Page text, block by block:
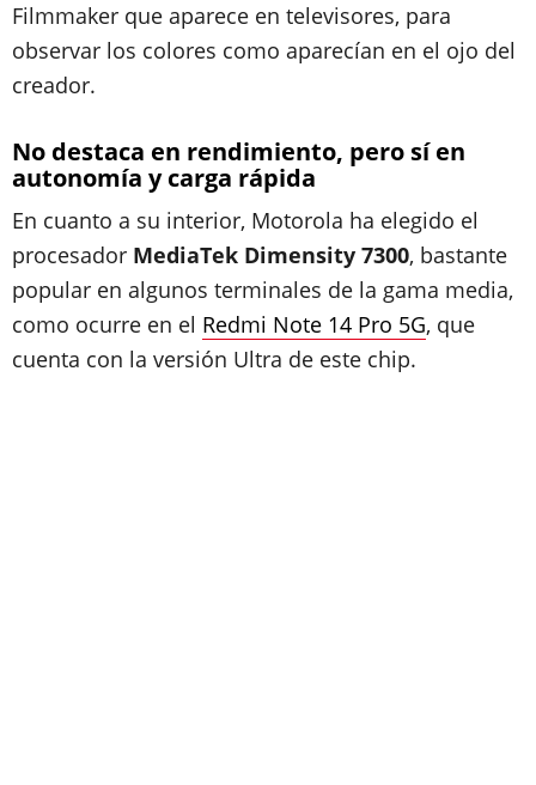
Filmmaker que aparece en televisores, para
observar los colores como aparecían en el ojo del
creador.
No destaca en rendimiento, pero sí en
autonomía y carga rápida
En cuanto a su interior, Motorola ha elegido el
procesador MediaTek Dimensity 7300, bastante
popular en algunos terminales de la gama media,
como ocurre en el Redmi Note 14 Pro 5G, que
cuenta con la versión Ultra de este chip.